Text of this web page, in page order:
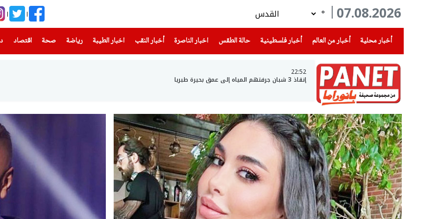
07.08.2026
°
أخبار محلية
(current) أخبار من العالم أخبار فلسطينية(current) حالة الطقس اخبار الناصرة
(current) أخبار النقب اخبار الطيبة(current) رياضة
(current) صحة(current) اقتصاد
22:52
إنقاذ 3 شبان جرفتهم المياه إلى عمق بحيرة طبريا